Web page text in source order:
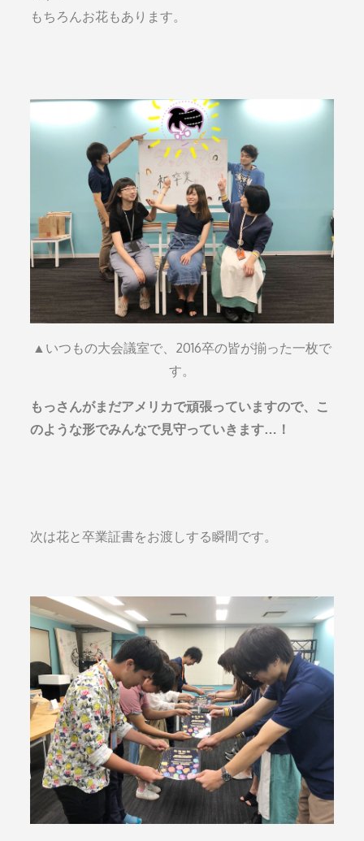
もちろんお花もあります。
▲いつもの大会議室で、2016卒の皆が揃った一枚で
す。
もっさんがまだアメリカで頑張っていますので、こ
のような形でみんなで見守っていきます…！
次は花と卒業証書をお渡しする瞬間です。